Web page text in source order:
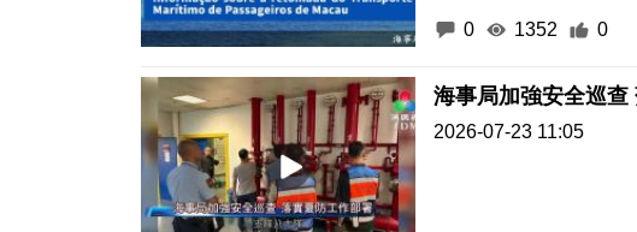
0 1352 0
海事局加強安全巡查
2026-07-23 11:05